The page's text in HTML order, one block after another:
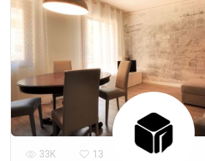
33K 13